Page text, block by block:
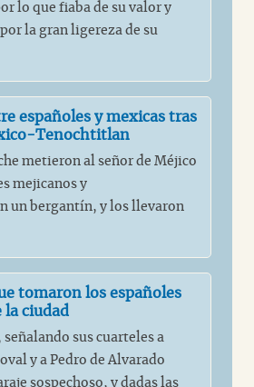
lo que fiaba de su valor y
la gran ligereza de su
españoles y mexicas tras
Tenochtitlan
metieron al señor de Méjico
mejicanos y
un bergantín, y los llevaron
tomaron los españoles
la ciudad
señalando sus cuarteles a
y a Pedro de Alvarado
sospechoso, y dadas las